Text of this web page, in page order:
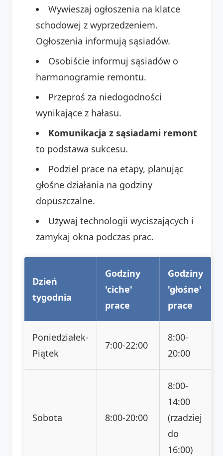
Wywieszaj ogłoszenia na klatce
schodowej z wyprzedzeniem.
Ogłoszenia informują sąsiadów.
Osobiście informuj sąsiadów o
harmonogramie remontu.
Przeproś za niedogodności
wynikające z hałasu.
Komunikacja z sąsiadami remont
to podstawa sukcesu.
Podziel prace na etapy, planując
głośne działania na godziny
dopuszczalne.
Używaj technologii wyciszających i
zamykaj okna podczas prac.
Dzień
tygodnia
Godziny
'ciche'
prace
Godziny
'głośne'
prace
Poniedziałek-
Piątek
7:00-22:00
8:00-
20:00
Sobota 8:00-20:00
8:00-
14:00
(rzadziej
do
16:00)